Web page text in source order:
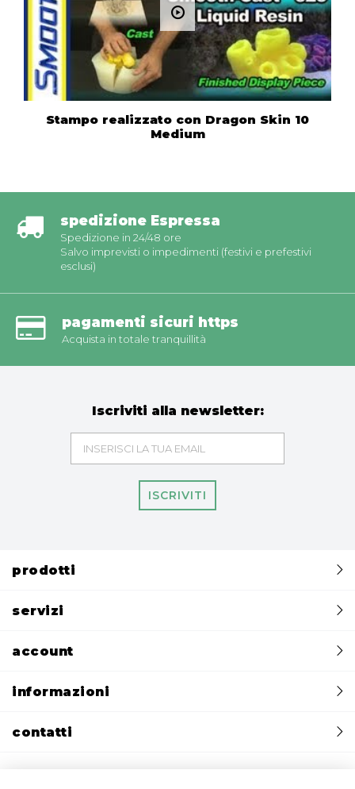
Stampo realizzato con Dragon Skin 10
Medium
spedizione Espressa
Spedizione in 24/48 ore
Salvo imprevisti o impedimenti (festivi e prefestivi
esclusi)
pagamenti sicuri https
Acquista in totale tranquillità
Iscriviti alla newsletter:
ISCRIVITI
prodotti
servizi
account
informazioni
contatti